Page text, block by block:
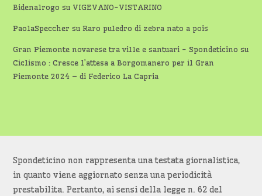
Bidenalrogo su VIGEVANO-VISTARINO
PaolaSpeccher suRaro puledro di zebra nato a pois
Gran Piemonte novarese tra ville e santuari - Spondeticino su
Ciclismo : Cresce l’attesa a Borgomanero per il Gran
Piemonte 2024 – di Federico La Capria
Spondeticino non rappresenta una testata giornalistica,
in quanto viene aggiornato senza una periodicità
prestabilita. Pertanto, ai sensi della legge n. 62 del